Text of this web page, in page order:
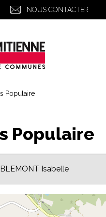
NOUS CONTACTER
Populaire
Populaire
Isabelle